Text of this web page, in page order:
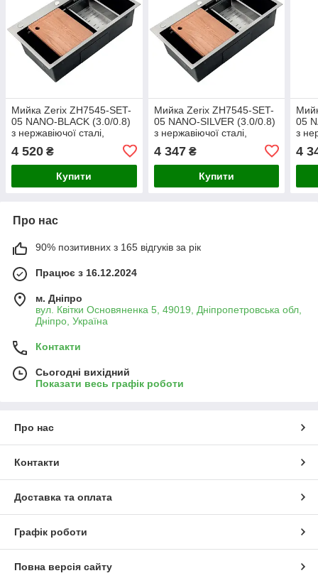
Мийка Zerix ZH7545-SET-
05 NANO-BLACK (3.0/0.8)
з нержавіючої сталі,
інтегрована, прямокутна
4 520 ₴
Купити
Мийка Zerix ZH7545-SET-
05 NANO-SILVER (3.0/0.8)
з нержавіючої сталі,
750x450 мм, 220 мм
глибина
4 347₴
Купити
05
з
4
Про нас
90% позитивних з 165 відгуків за рік
Працює з 16.12.2024
м. Дніпро
вул. Квітки Основяненка 5, 49019, Дніпропетровська обл,
Дніпро, Україна
Контакти
Сьогодні вихідний
Показати весь графік роботи
Про нас
Контакти
Доставка та оплата
Графік роботи
Повна версія сайту